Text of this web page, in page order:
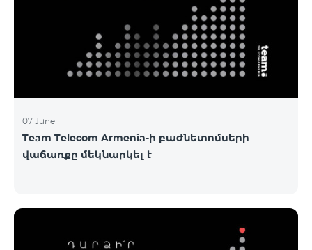
07 June
Team Telecom Armenia-ի բաժնետոմսերի
վաճառքը մեկնարկել է